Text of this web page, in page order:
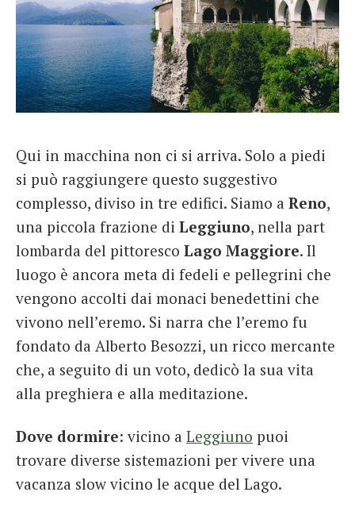
Qui in macchina non ci si arriva. Solo a piedi
si può raggiungere questo suggestivo
complesso, diviso in tre edifici. Siamo a Reno,
una piccola frazione di Leggiuno, nella part
lombarda del pittoresco Lago Maggiore. Il
luogo è ancora meta di fedeli e pellegrini che
vengono accolti dai monaci benedettini che
vivono nell’eremo. Si narra che l’eremo fu
fondato da Alberto Besozzi, un ricco mercante
che, a seguito di un voto, dedicò la sua vita
alla preghiera e alla meditazione.
Dove dormire: vicino a Leggiuno puoi
trovare diverse sistemazioni per vivere una
vacanza slow vicino le acque del Lago.